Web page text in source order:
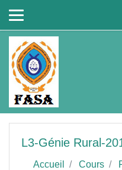
L3-Génie Rural-
Accueil Cours